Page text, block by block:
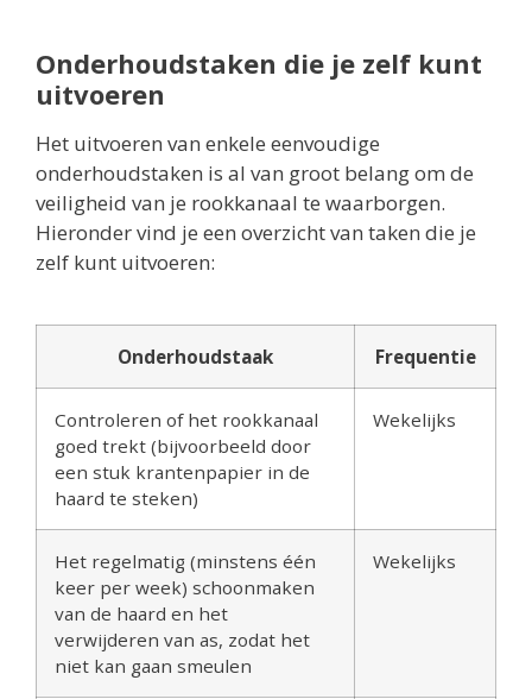
Onderhoudstaken die je zelf kunt
uitvoeren
Het uitvoeren van enkele eenvoudige
onderhoudstaken is al van groot belang om de
veiligheid van je rookkanaal te waarborgen.
Hieronder vind je een overzicht van taken die je
zelf kunt uitvoeren:
Onderhoudstaak Frequentie
Controleren of het rookkanaal
goed trekt (bijvoorbeeld door
een stuk krantenpapier in de
haard te steken)
Wekelijks
Het regelmatig (minstens één
keer per week) schoonmaken
van de haard en het
verwijderen van as, zodat het
niet kan gaan smeulen
Wekelijks